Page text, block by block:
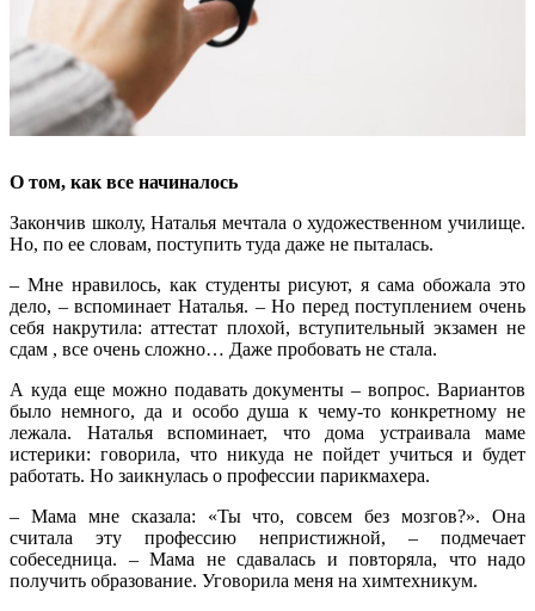
О том, как все начиналось
Закончив школу, Наталья мечтала о художественном училище.
Но, по ее словам, поступить туда даже не пыталась.
– Мне нравилось, как студенты рисуют, я сама обожала это
дело, – вспоминает Наталья. – Но перед поступлением очень
себя накрутила: аттестат плохой, вступительный экзамен не
сдам , все очень сложно… Даже пробовать не стала.
А куда еще можно подавать документы – вопрос. Вариантов
было немного, да и особо душа к чему-то конкретному не
лежала. Наталья вспоминает, что дома устраивала маме
истерики: говорила, что никуда не пойдет учиться и будет
работать. Но заикнулась о профессии парикмахера.
– Мама мне сказала: «Ты что, совсем без мозгов?». Она
считала эту профессию непристижной, – подмечает
собеседница. – Мама не сдавалась и повторяла, что надо
получить образование. Уговорила меня на химтехникум.